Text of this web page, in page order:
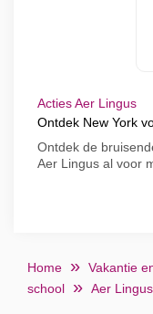
Acties Aer Lingus
Ontdek New York
Ontdek de
Aer Lingus al voor
Home Vakantie
school
Aer